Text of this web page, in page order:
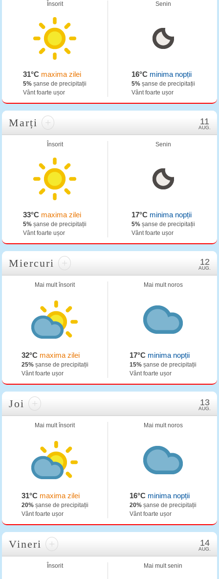
Însorit
31°C maxima zilei
5% șanse de precipitații
Vânt foarte ușor
Senin
16°Cminima nopții
5%șanse de precipitații
Vânt foarte ușor
Marți + 11
AUG.
Însorit
33°C maxima zilei
5% șanse de precipitații
Vânt foarte ușor
Senin
17°Cminima nopții
5%șanse de precipitații
Vânt foarte ușor
Miercuri + 12
AUG.
Mai mult însorit
32°Cmaxima zilei
25%șanse de precipitații
Vânt foarte ușor
Mai mult noros
17°C minima nopții
15% șanse de precipitații
Vânt foarte ușor
Joi + 13
AUG.
Mai mult însorit
31°Cmaxima zilei
20%șanse de precipitații
Vânt foarte ușor
Mai mult noros
16°C minima nopții
20% șanse de precipitații
Vânt foarte ușor
Vineri + 14
AUG.
Însorit Mai mult senin